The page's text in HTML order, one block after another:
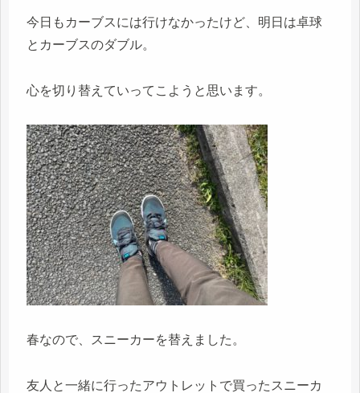
今日もカーブスには行けなかったけど、明日は卓球
とカーブスのダブル。
心を切り替えていってこようと思います。
春なので、スニーカーを替えました。
友人と一緒に行ったアウトレットで買ったスニーカ